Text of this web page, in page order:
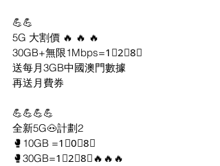
💪💪
5G 大割價 🔥 🔥 🔥
30GB+無限1Mbps=1⃣2⃣8⃣
送每月3GB中國澳門數據
再送月費券
💪💪💪💪
全新5G🐽計劃2
🥊10GB =1⃣0⃣8⃣
🥊30GB=1⃣2⃣8⃣🔥🔥🔥